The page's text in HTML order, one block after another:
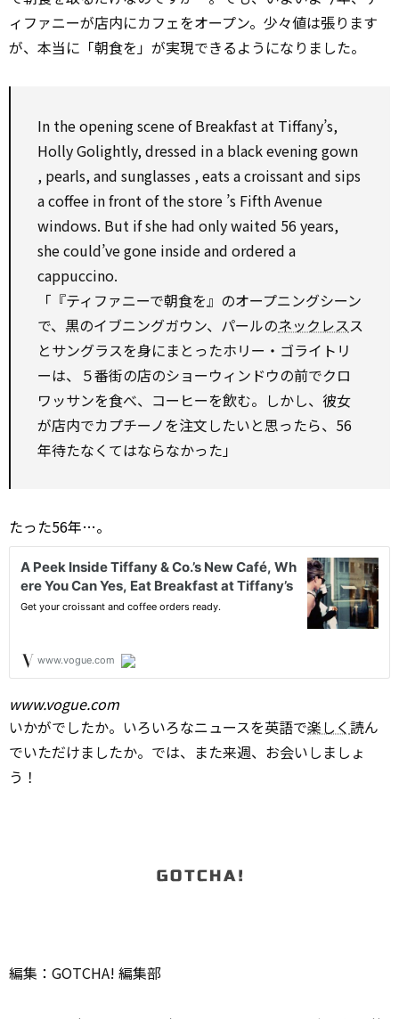
ィファニーが店内にカフェをオープン。少々値は張ります
が、本当に「朝食を」が実現できるようになりました。
In the opening scene of Breakfast at Tiffany’s,
Holly Golightly, dressed in a black eveninggown
, pearls, and sunglasses , eats a croissant and sips
a coffee in front of thestore ’s Fifth Avenue
windows. But if she had only waited 56 years,
she could’ve gone inside and ordered a
cappuccino.
「『ティファニーで朝食を』のオープニングシーン
で、黒のイブニングガウン、パールのネックレスス
とサングラスを身にまとったホリー・ゴライトリ
ーは、５番街の店のショーウィンドウの前でクロ
ワッサンを食べ、コーヒーを飲む。しかし、彼女
が店内でカプチーノを注文したいと思ったら、56
年待たなくてはならなかった」
たった56年…。
www.vogue.com
いかがでしたか。いろいろなニュースを英語で楽しく読ん
でいただけましたか。では、また来週、お会いしましょ
う！
編集：GOTCHA! 編集部